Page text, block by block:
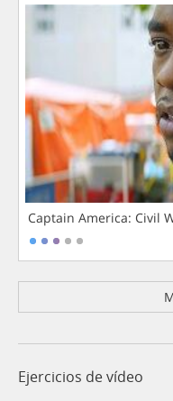
Captain America: Civil
Ejercicios de vídeo